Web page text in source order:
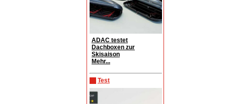
ADAC testet
Dachboxen zur
Skisaison
Mehr...
Test